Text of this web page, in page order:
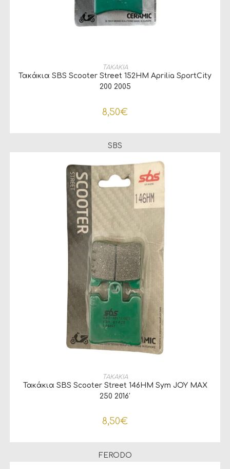
ΠΡΟΣΘΉΚΗ ΣΤΟ ΚΑΛΆΘΙ
ΤΑΚΑΚΙΑ
Τακάκια SBS Scooter Street 152HM Aprilia SportCity
200 2005
8,50€
SBS
ΠΡΟΣΘΉΚΗ ΣΤΟ ΚΑΛΆΘΙ
ΤΑΚΑΚΙΑ
Τακάκια SBS Scooter Street 146HM Sym JOY MAX
250 2016′
8,50€
FERODO